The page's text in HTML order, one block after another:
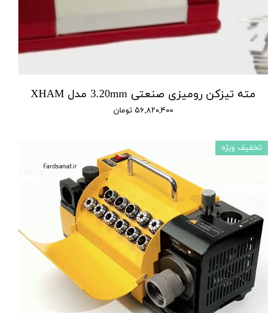
مته تیزکن رومیزی صنعتی 3.20mm مدل XHAM
۵۶,۸۲۰,۴۰۰ تومان
تخفیف ویژه